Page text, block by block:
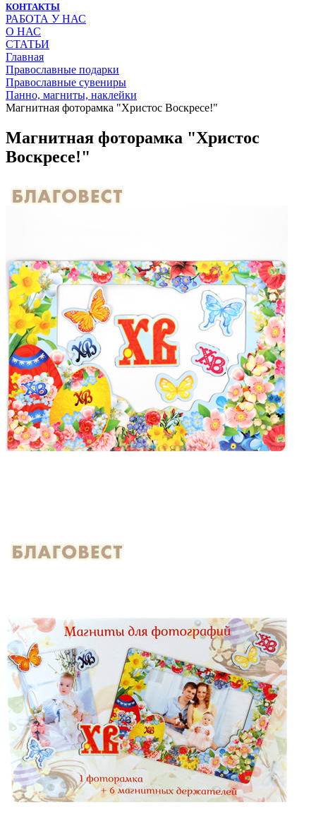
КОНТАКТЫ
РАБОТА У НАС
О НАС
СТАТЬИ
Главная
Православные подарки
Православные сувениры
Панно, магниты, наклейки
Магнитная фоторамка "Христос Воскресе!"
Магнитная фоторамка "Христос
Воскресе!"